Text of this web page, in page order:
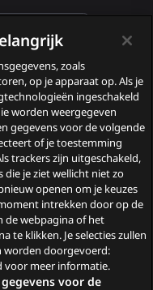
zoals
op je apparaat op. Als je
ingeschakeld
worden weergegeven
gegevens voor de volgende
of je toestemming
trackers zijn uitgeschakeld,
je ziet wellicht niet zo
openen om je keuzes
intrekken door op de
de webpagina of het
te klikken. Je selecties zullen
worden doorgevoerd:
voor meer informatie.
voor de